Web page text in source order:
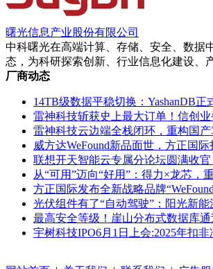
曙光信息产业股份有限公司
中科曙光在高端计算、存储、安全、数据
态，为科研探索创新、行业信息化建设、
厂商动态
​14TB级数据平稳切换：YashanDB
雷神科技斩获史上最大订单！信创
雷神科技云边端全栈闭环，重构国
威方达WeFound新品面世，方正国
联想开天智能云专属分论坛圆满收
从“可用”迈向“好用”：得力×龙芯，
方正国际发布全新战略品牌
光伏组件有了“自动驾驶”：阳光新
最高安全等级！崖山分布式数据库
宇树科技IPO6月1日上会:2025年扣